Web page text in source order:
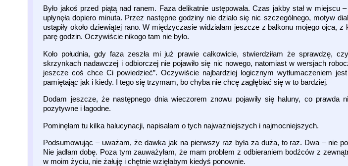
Było jakoś przed piątą nad ranem. Faza delikatnie ustępowała. Czas jakby stał w miejscu
upłynęła dopiero minuta. Przez następne godziny nie działo się nic szczególnego, motyw
ustąpiły około dziewiątej rano. W międzyczasie widziałam jeszcze z balkonu mojego ojca,
parę godzin. Oczywiście nikogo tam nie było.
Koło południa, gdy faza zeszła mi już prawie całkowicie, stwierdziłam że sprawdzę,
skrzynkach nadawczej i odbiorczej nie pojawiło się nic nowego, natomiast w wersjach
jeszcze coś chce Ci powiedzieć”. Oczywiście najbardziej logicznym wytłumaczeniem
pamiętając jak i kiedy. I tego się trzymam, bo chyba nie chcę zagłębiać się w to bardziej.
Dodam jeszcze, że następnego dnia wieczorem znowu pojawiły się haluny, co prawda
pozytywne i łagodne.
Pominęłam tu kilka halucynacji, napisałam o tych najważniejszych i najmocniejszych.
Podsumowując – uważam, że dawka jak na pierwszy raz była za duża, to raz. Dwa – nie
Nie jadłam dobę. Poza tym zauważyłam, że mam problem z odbieraniem bodźców z
w moim życiu, nie żałuję i chętnie wzięłabym kiedyś ponownie.